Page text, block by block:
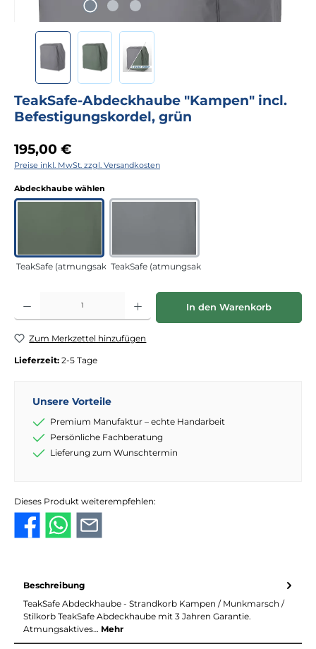
TeakSafe-Abdeckhaube "Kampen" incl.
Befestigungskordel, grün
Regulärer Preis:
195,00 €
Preise inkl. MwSt. zzgl. Versandkosten
Abdeckhaube wählen
TeakSafe (atmungsaktiv) grünTeakSafe (atmungsaktiv) anthrazit
Produkt Anzahl: Gib den gewünschten Wert ein oder benutze die
In den Warenkorb
Zum Merkzettel hinzufügen
Lieferzeit: 2-5 Tage
Unsere Vorteile
Premium Manufaktur – echte Handarbeit
Persönliche Fachberatung
Lieferung zum Wunschtermin
Dieses Produkt weiterempfehlen:
Beschreibung
TeakSafe Abdeckhaube - Strandkorb Kampen / Munkmarsch /
Stilkorb TeakSafe Abdeckhaube mit 3 Jahren Garantie.
Atmungsaktives… Mehr